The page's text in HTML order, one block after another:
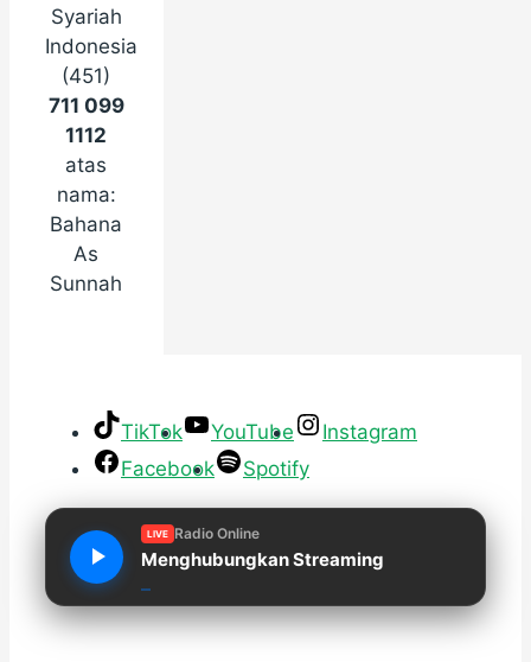
Syariah
Indonesia
(451)
711 099
1112
atas
nama:
Bahana
As
Sunnah
TikTok YouTube
Instagram
Facebook
Spotify
LIVE Radio Online
Menghubungkan Streaming